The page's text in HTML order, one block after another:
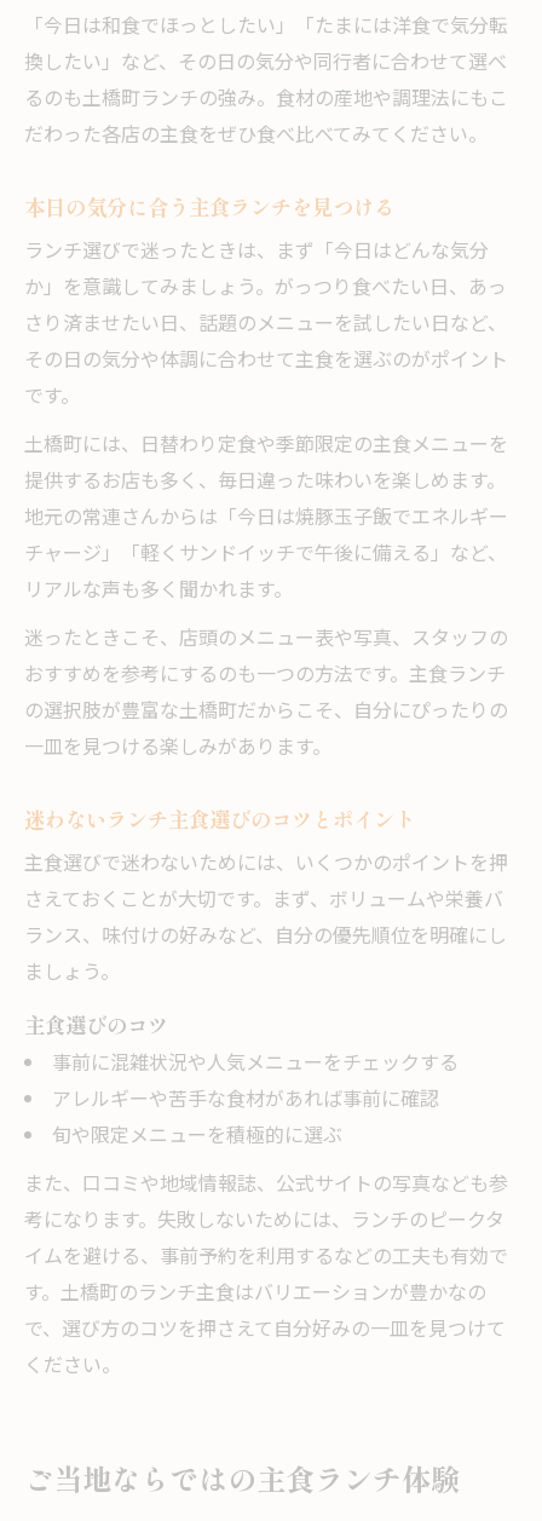
「今日は和食でほっとしたい」「たまには洋食で気分転
換したい」など、その日の気分や同行者に合わせて選べ
るのも土橋町ランチの強み。食材の産地や調理法にもこ
だわった各店の主食をぜひ食べ比べてみてください。
本日の気分に合う主食ランチを見つける
ランチ選びで迷ったときは、まず「今日はどんな気分
か」を意識してみましょう。がっつり食べたい日、あっ
さり済ませたい日、話題のメニューを試したい日など、
その日の気分や体調に合わせて主食を選ぶのがポイント
です。
土橋町には、日替わり定食や季節限定の主食メニューを
提供するお店も多く、毎日違った味わいを楽しめます。
地元の常連さんからは「今日は焼豚玉子飯でエネルギー
チャージ」「軽くサンドイッチで午後に備える」など、
リアルな声も多く聞かれます。
迷ったときこそ、店頭のメニュー表や写真、スタッフの
おすすめを参考にするのも一つの方法です。主食ランチ
の選択肢が豊富な土橋町だからこそ、自分にぴったりの
一皿を見つける楽しみがあります。
迷わないランチ主食選びのコツとポイント
主食選びで迷わないためには、いくつかのポイントを押
さえておくことが大切です。まず、ボリュームや栄養バ
ランス、味付けの好みなど、自分の優先順位を明確にし
ましょう。
主食選びのコツ
事前に混雑状況や人気メニューをチェックする
アレルギーや苦手な食材があれば事前に確認
旬や限定メニューを積極的に選ぶ
また、口コミや地域情報誌、公式サイトの写真なども参
考になります。失敗しないためには、ランチのピークタ
イムを避ける、事前予約を利用するなどの工夫も有効で
す。土橋町のランチ主食はバリエーションが豊かなの
で、選び方のコツを押さえて自分好みの一皿を見つけて
ください。
ご当地ならではの主食ランチ体験